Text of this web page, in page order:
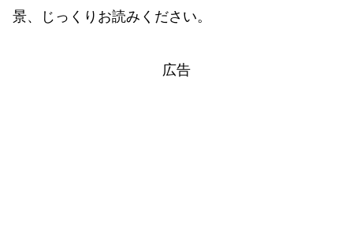
景、じっくりお読みください。
広告